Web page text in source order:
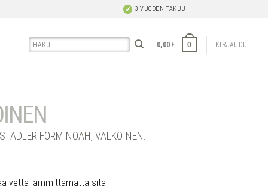
3 VUODEN TAKUU
Etsi:
0,00€ 0 KIRJAUDU
FORM NOAH, VALKOINEN.
vettä lämmittämättä sitä